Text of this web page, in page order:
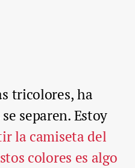
tricolores, ha
separen. Estoy
la camiseta del
colores es algo